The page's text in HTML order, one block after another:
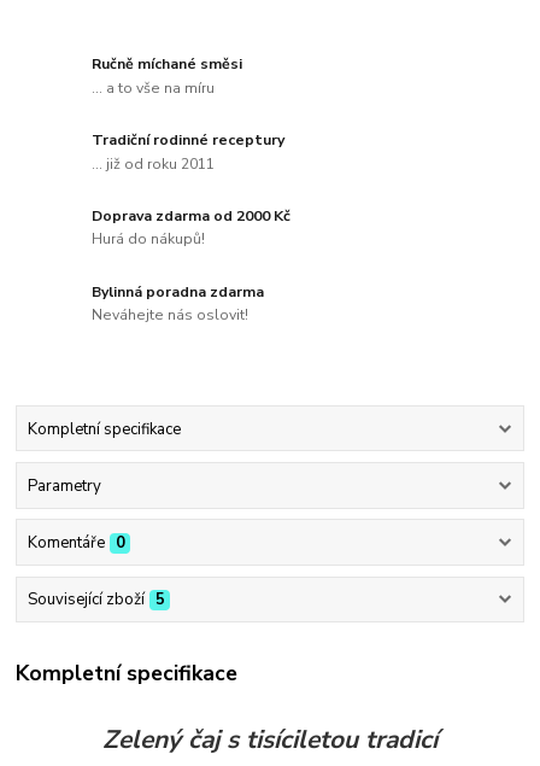
Ručně míchané směsi
... a to vše na míru
Tradiční rodinné receptury
... již od roku 2011
Doprava zdarma od 2000 Kč
Hurá do nákupů!
Bylinná poradna zdarma
Neváhejte nás oslovit!
Kompletní specifikace
Parametry
Komentáře 0
Související zboží 5
Kompletní specifikace
Zelený čaj s tisíciletou tradicí